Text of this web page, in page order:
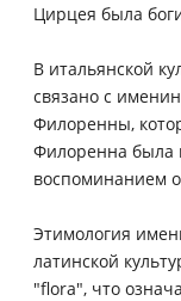
Цирцея была
В итальянской
связано с
Филоренны,
Филоренна была
воспоминанием
Этимология
латинской
"flora", что